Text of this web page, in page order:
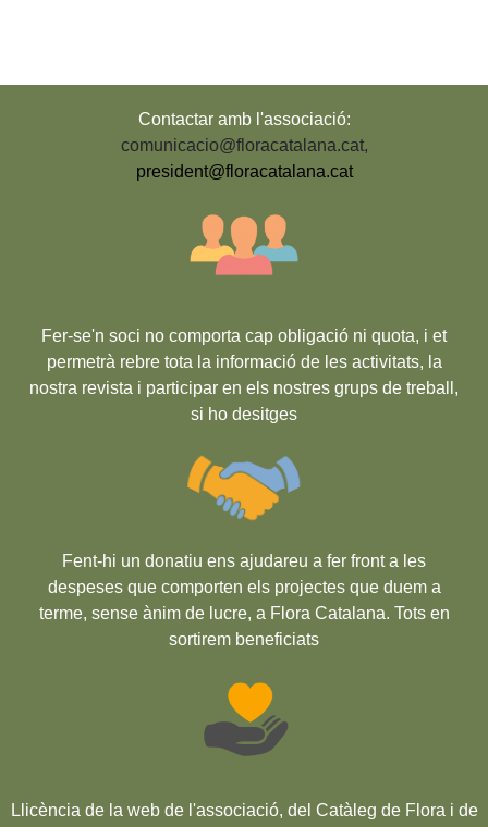
Contactar amb l'associació:
comunicacio@floracatalana.cat,
president@floracatalana.cat
Fer-se'n soci no comporta cap obligació ni quota, i et
permetrà rebre tota la informació de les activitats, la
nostra revista i participar en els nostres grups de treball,
si ho desitges
Fent-hi un donatiu ens ajudareu a fer front a les
despeses que comporten els projectes que duem a
terme, sense ànim de lucre, a Flora Catalana. Tots en
sortirem beneficiats
Llicència de la web de l'associació, del Catàleg de Flora i de